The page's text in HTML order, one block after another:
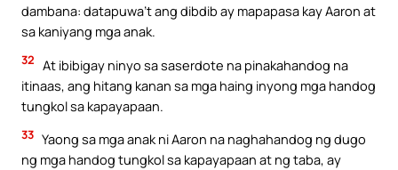
dambana: datapuwa’t ang dibdib ay mapapasa kay Aaron at
sa kaniyang mga anak.
32 At ibibigay ninyo sa saserdote na pinakahandog na
itinaas, ang hitang kanan sa mga haing inyong mga handog
tungkol sa kapayapaan.
33 Yaong sa mga anak ni Aaron na naghahandog ng dugo
ng mga handog tungkol sa kapayapaan at ng taba, ay